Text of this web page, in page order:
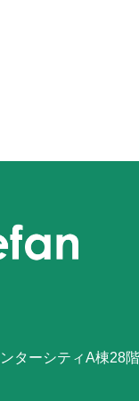
ターシティA棟28階